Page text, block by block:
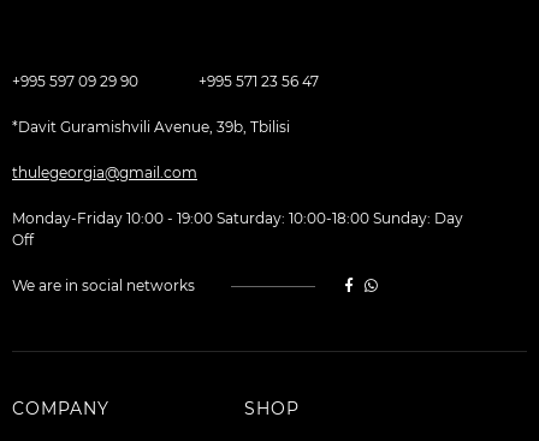
+995 597 09 29 90 +995 571 23 56 47
*Davit Guramishvili Avenue, 39b, Tbilisi
thulegeorgia@gmail.com
Monday-Friday 10:00 - 19:00 Saturday: 10:00-18:00 Sunday: Day
Off
We are in social networks
COMPANY SHOP